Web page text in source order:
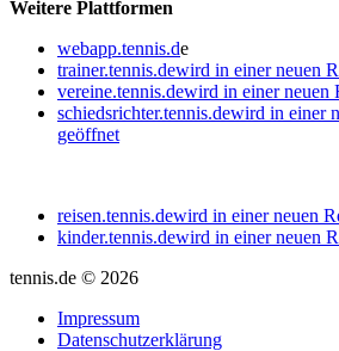
Weitere Plattformen
webapp.tennis.de
trainer.tennis.dewird in einer neuen
vereine.tennis.dewird in einer neuen
schiedsrichter.tennis.dewird in einer
geöffnet
reisen.tennis.dewird in einer neuen
kinder.tennis.dewird in einer neuen
tennis.de © 2026
Impressum
Datenschutzerklärung